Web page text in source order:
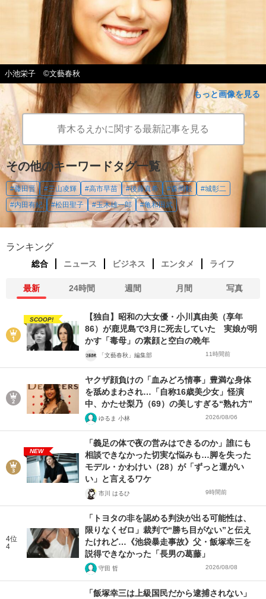
小池栄子 ©文藝春秋
もっと画像を見る
青木るえかに関する最新記事を見る
その他のキーワードタグ一覧
#藤田晋 #三山凌輝 #高市早苗 #後藤真希 #森岡毅
#城彰二
#内田有紀
#松田聖子 #玉木雄一郎 #亀和田武
ランキング
総合 ニュース ビジネス エンタメ ライフ
最新 24時間 週間 月間 写真
SCOOP!
【独自】昭和の大女優・小川真由美（享年
86）が鹿児島で3月に死去していた 実娘が明
かす「毒母」の素顔と空白の晩年
「文藝春秋」編集部 11時間前
ヤクザ顔負けの「血みどろ情事」豊満な身体
を舐めまわされ…「自称16歳美少女」怪演
中、かたせ梨乃（69）の美しすぎる“熟れ方”
ゆるま 小林 2026/08/06
NEW
「義足の体で夜の営みはできるのか」誰にも
相談できなかった切実な悩みも…脚を失った
モデル・かわけい（28）が「ずっと運がい
い」と言えるワケ
市川 はるひ 9時間前
4位
4
「トヨタの非を認める判決が出る可能性は、
限りなくゼロ」裁判で“勝ち目がない”と伝え
たけれど…《池袋暴走事故》父・飯塚幸三を
説得できなかった「長男の葛藤」
守田 哲 2026/08/08
「飯塚幸三は上級国民だから逮捕されない」